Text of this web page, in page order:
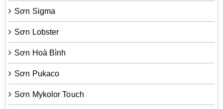
Sơn Sigma
Sơn Lobster
Sơn Hoà Bình
Sơn Pukaco
Sơn Mykolor Touch